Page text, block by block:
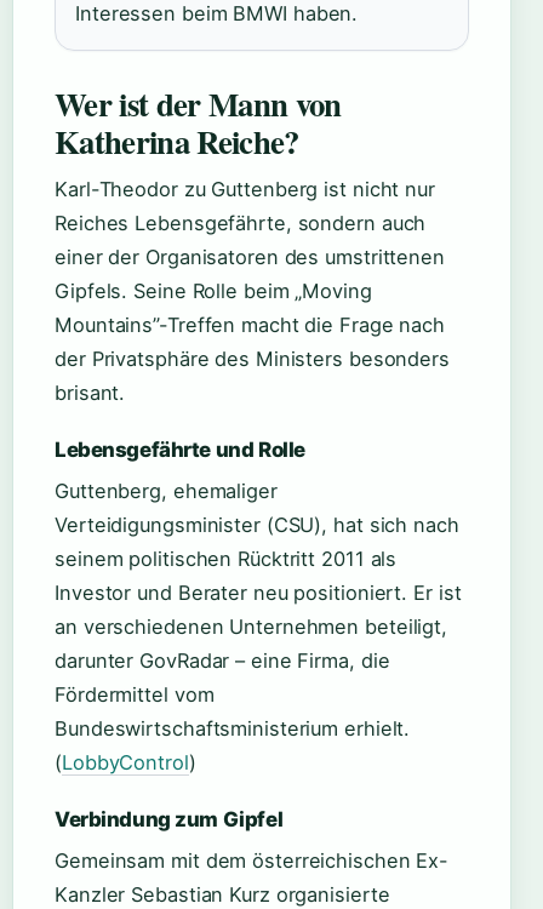
Interessen beim BMWI haben.
Wer ist der Mann von
Katherina Reiche?
Karl-Theodor zu Guttenberg ist nicht nur
Reiches Lebensgefährte, sondern auch
einer der Organisatoren des umstrittenen
Gipfels. Seine Rolle beim „Moving
Mountains”-Treffen macht die Frage nach
der Privatsphäre des Ministers besonders
brisant.
Lebensgefährte und Rolle
Guttenberg, ehemaliger
Verteidigungsminister (CSU), hat sich nach
seinem politischen Rücktritt 2011 als
Investor und Berater neu positioniert. Er ist
an verschiedenen Unternehmen beteiligt,
darunter GovRadar – eine Firma, die
Fördermittel vom
Bundeswirtschaftsministerium erhielt.
(LobbyControl)
Verbindung zum Gipfel
Gemeinsam mit dem österreichischen Ex-
Kanzler Sebastian Kurz organisierte